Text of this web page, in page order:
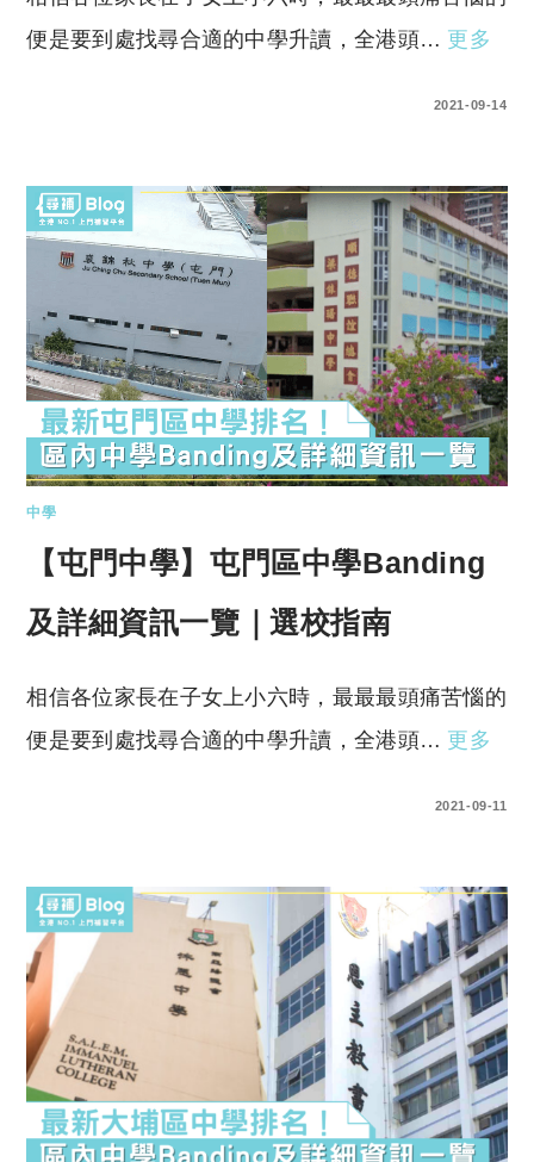
便是要到處找尋合適的中學升讀，全港頭… 更多
2021-09-14
中學
【屯門中學】屯門區中學Banding
及詳細資訊一覽｜選校指南
相信各位家長在子女上小六時，最最最頭痛苦惱的
便是要到處找尋合適的中學升讀，全港頭… 更多
2021-09-11